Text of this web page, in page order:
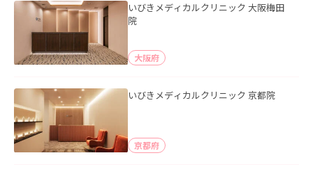
いびきメディカルクリニック 大阪梅田
院
大阪府
いびきメディカルクリニック 京都院
京都府